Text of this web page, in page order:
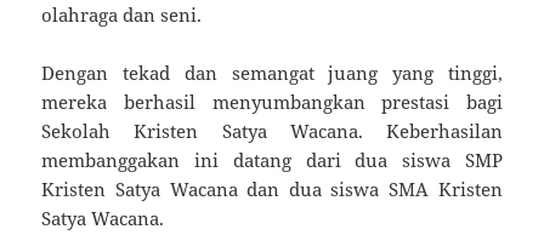
olahraga dan seni.
Dengan tekad dan semangat juang yang tinggi,
mereka berhasil menyumbangkan prestasi bagi
Sekolah Kristen Satya Wacana. Keberhasilan
membanggakan ini datang dari dua siswa SMP
Kristen Satya Wacana dan dua siswa SMA Kristen
Satya Wacana.